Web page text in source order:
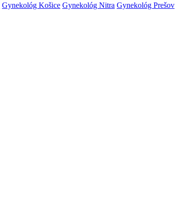
Gynekológ Košice Gynekológ Nitra Gynekológ Prešov